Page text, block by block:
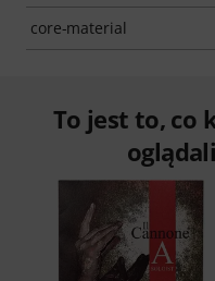
core-material
To jest to, co